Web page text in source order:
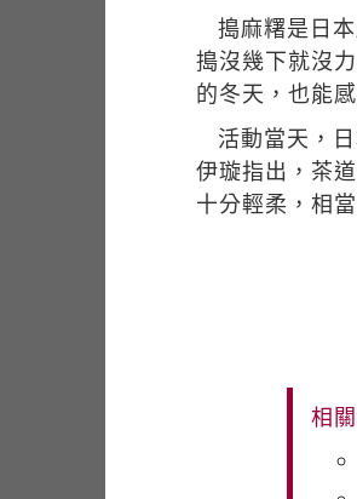
搗麻糬是日
搗沒幾下就沒
的冬天，也能
活動當天，
伊璇指出，茶
十分輕柔，相
相